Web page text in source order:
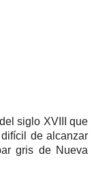
siglo XVIII que
de alcanzar
gris de Nueva